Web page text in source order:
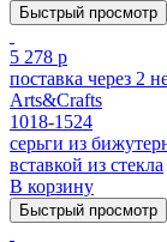
Быстрый просмотр
5 278 р
поставка через 2
Arts&Crafts
1018-1524
серьги из
вставкой из стекла
В корзину
Быстрый просмотр